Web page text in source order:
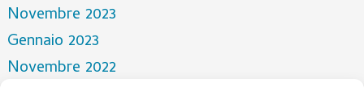
Novembre 2023
Gennaio 2023
Novembre 2022